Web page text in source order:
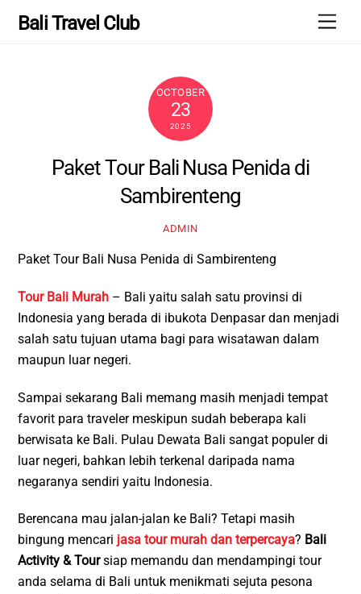
Bali Travel Club
OCTOBER
23
2025
Paket Tour Bali Nusa Penida di
Sambirenteng
ADMIN
Paket Tour Bali Nusa Penida di Sambirenteng
Tour Bali Murah – Bali yaitu salah satu provinsi di
Indonesia yang berada di ibukota Denpasar dan menjadi
salah satu tujuan utama bagi para wisatawan dalam
maupun luar negeri.
Sampai sekarang Bali memang masih menjadi tempat
favorit para traveler meskipun sudah beberapa kali
berwisata ke Bali. Pulau Dewata Bali sangat populer di
luar negeri, bahkan lebih terkenal daripada nama
negaranya sendiri yaitu Indonesia.
Berencana mau jalan-jalan ke Bali? Tetapi masih
bingung mencari jasa tour murah dan terpercaya? Bali
Activity & Toursiap memandu dan mendampingi tour
anda selama di Bali untuk menikmati sejuta pesona